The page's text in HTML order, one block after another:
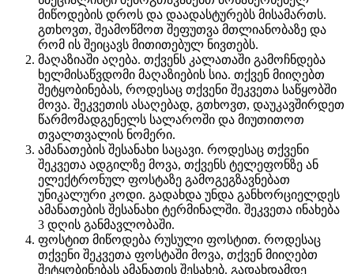
მიწოდების დროს და დაადასტურებს მისამართს.
გთხოვთ, შეამოწმოთ შეფუთვა მთლიანობაზე და
რომ ის შეიცავს მითითებულ ნივთებს.
მაღაზიაში აღება. თქვენს კალათაში გამოჩნდება
ხელმისაწვდომი მაღაზიების სია. თქვენ მიიღებთ
შეტყობინებას, როდესაც თქვენი შეკვეთა საწყობში
მოვა. შეკვეთის ასაღებად, გთხოვთ, დაუკავშირდეთ
წარმომადგენელს სალაროში და მიუთითოთ
თვალთვალის ნომერი.
ამანათების შესანახი საცავი. როდესაც თქვენი
შეკვეთა ადგილზე მოვა, თქვენს ტელეფონზე ან
ელექტრონულ ფოსტაზე გამოგეგზავნებათ
უნიკალური კოდი. გადახდა უნდა განხორციელდეს
ამანათების შესანახი ტერმინალში. შეკვეთა ინახება
3 დღის განმავლობაში.
ფოსტით მიწოდება რუსული ფოსტით. როდესაც
თქვენი შეკვეთა ფოსტაში მოვა, თქვენ მიიღებთ
შეტყობინებას ამანათის შესახებ. გადახდამდე